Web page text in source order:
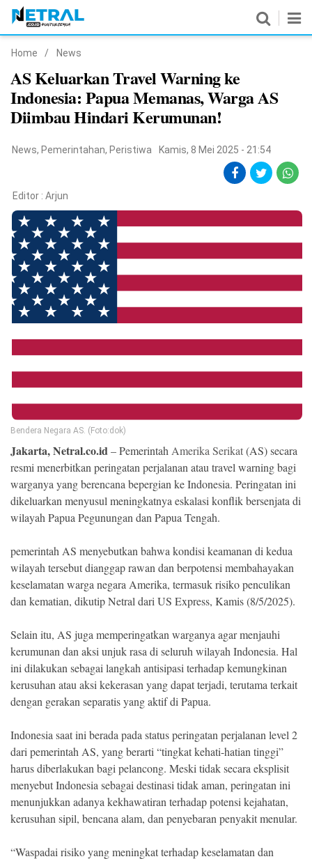
Nasional
Pemerintahan
Politik
Hukrim
Pendidikan
Peristiwa
Olahraga
Ekonomi
NETRAL
.
All
Right
Reserved
Home / News
AS Keluarkan Travel Warning ke
Indonesia: Papua Memanas, Warga AS
Diimbau Hindari Kerumunan!
News, Pemerintahan, Peristiwa Kamis, 8 Mei 2025 - 21:54
Editor : Arjun
Bendera Negara AS. (Foto:dok)
Jakarta, Netral.co.id– Pemerintah Amerika Serikat(AS) secara
resmi menerbitkan peringatan perjalanan atau travel warning bagi
warganya yang berencana bepergian ke Indonesia. Peringatan ini
dikeluarkan menyusul meningkatnya eskalasi konflik bersenjata di
wilayah Papua Pegunungan dan Papua Tengah.
pemerintah AS menyebutkan bahwa kondisi keamanan di kedua
wilayah tersebut dianggap rawan dan berpotensi membahayakan
keselamatan warga negara Amerika, termasuk risiko penculikan
dan kematian, dikutip Netral dari US Express, Kamis (8/5/2025).
Selain itu, AS juga memperingatkan warganya agar menjauhi
kerumunan dan aksi unjuk rasa di seluruh wilayah Indonesia. Hal
ini dilakukan sebagai langkah antisipasi terhadap kemungkinan
kerusuhan atau aksi kekerasan yang dapat terjadi, terutama terkait
dengan gerakan separatis yang aktif di Papua.
Indonesia saat ini berada pada status peringatan perjalanan level 2
dari pemerintah AS, yang berarti “tingkat kehati-hatian tinggi”
harus diberlakukan bagi pelancong. Meski tidak secara eksplisit
menyebut Indonesia sebagai destinasi tidak aman, peringatan ini
menunjukkan adanya kekhawatiran terhadap potensi kejahatan,
kerusuhan sipil, bencana alam, dan penyebaran penyakit menular.
“Waspadai risiko yang meningkat terhadap keselamatan dan